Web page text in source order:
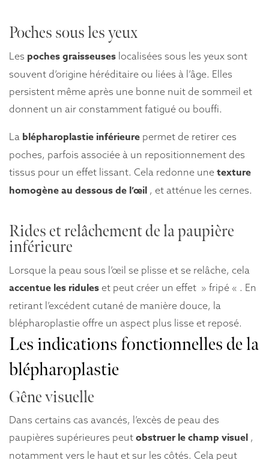
Poches sous les yeux
Les poches graisseuses localisées sous les yeux sont
souvent d’origine héréditaire ou liées à l’âge. Elles
persistent même après une bonne nuit de sommeil et
donnent un air constamment fatigué ou bouffi.
La blépharoplastie inférieure permet de retirer ces
poches, parfois associée à un repositionnement des
tissus pour un effet lissant. Cela redonne une texture
homogène au dessous de l’œil , et atténue les cernes.
Rides et relâchement de la paupière
inférieure
Lorsque la peau sous l’œil se plisse et se relâche, cela
accentue les ridules et peut créer un effet » fripé « . En
retirant l’excédent cutané de manière douce, la
blépharoplastie offre un aspect plus lisse et reposé.
Les indications fonctionnelles de la
blépharoplastie
Gêne visuelle
Dans certains cas avancés, l’excès de peau des
paupières supérieures peut obstruer le champ visuel ,
notamment vers le haut et sur les côtés. Cela peut